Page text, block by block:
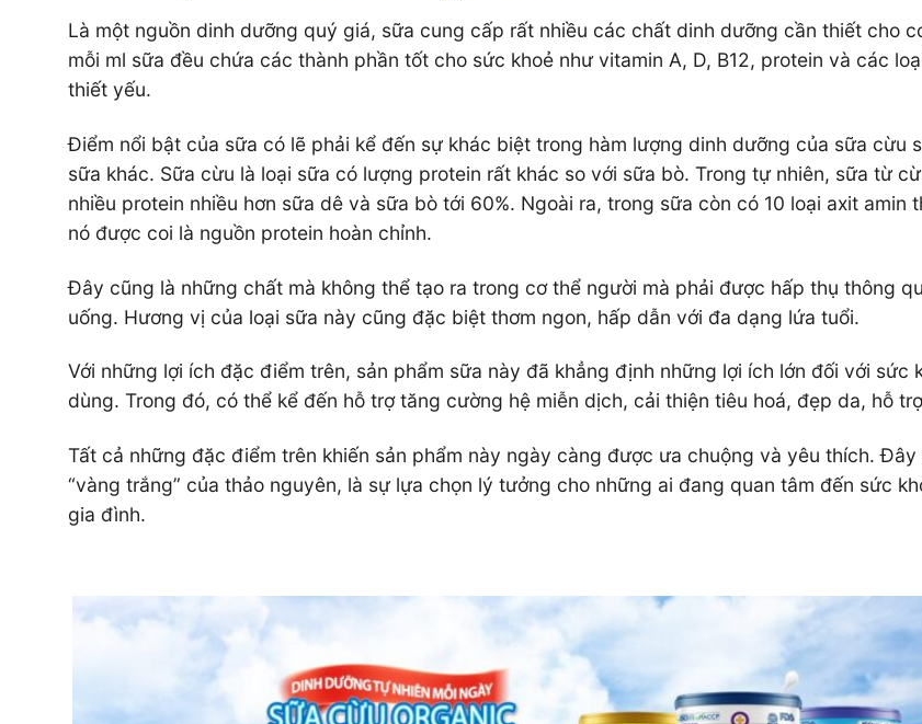
Là một nguồn dinh dưỡng quý giá, sữa cung cấp rất nhiều các chất dinh dưỡng cần thiết cho
mỗi ml sữa đều chứa các thành phần tốt cho sức khoẻ như vitamin A, D, B12, protein và các
thiết yếu.
Điểm nổi bật của sữa có lẽ phải kể đến sự khác biệt trong hàm lượng dinh dưỡng của sữa cừu
sữa khác. Sữa cừu là loại sữa có lượng protein rất khác so với sữa bò. Trong tự nhiên, sữa từ
nhiều protein nhiều hơn sữa dê và sữa bò tới 60%. Ngoài ra, trong sữa còn có 10 loại axit amin
nó được coi là nguồn protein hoàn chỉnh.
Đây cũng là những chất mà không thể tạo ra trong cơ thể người mà phải được hấp thụ thông
uống. Hương vị của loại sữa này cũng đặc biệt thơm ngon, hấp dẫn với đa dạng lứa tuổi.
Với những lợi ích đặc điểm trên, sản phẩm sữa này đã khẳng định những lợi ích lớn đối với sức
dùng. Trong đó, có thể kể đến hỗ trợ tăng cường hệ miễn dịch, cải thiện tiêu hoá, đẹp da, hỗ
Tất cả những đặc điểm trên khiến sản phẩm này ngày càng được ưa chuộng và yêu thích.
“vàng trắng” của thảo nguyên, là sự lựa chọn lý tưởng cho những ai đang quan tâm đến sức
gia đình.